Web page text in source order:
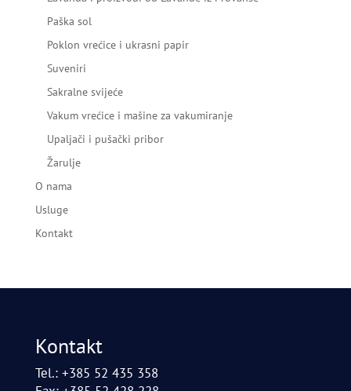
Paška sol
Poklon vrećice i ukrasni papir
Suveniri
Sakralne svijeće
Vakum vrećice i mašine za vakumiranje
Upaljači i pušački pribor
Žarulje
O nama
Usluge
Kontakt
Kontakt
Tel.: +385 52 435 358